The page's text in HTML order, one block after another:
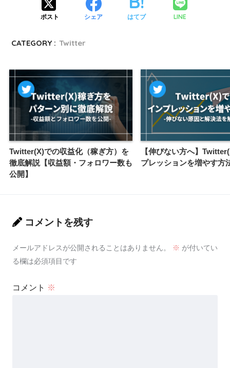
ポスト シェア はてブ LINE
CATEGORY : Twitter
Twitter(X)での収益化（稼ぎ方）を
徹底解説【収益額・フォロワー数も
公開】
【伸びない方へ】
プレッションを増やす方
コメントを残す
メールアドレスが公開されることはありません。 ※ が付いてい
る欄は必須項目です
コメント ※